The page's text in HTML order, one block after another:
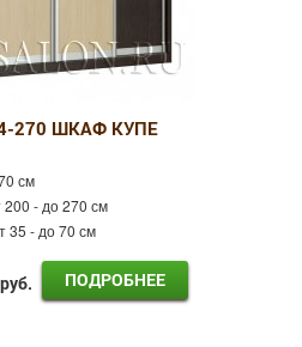
270 ШКАФ КУПЕ
см
200 - до 270 см
35 - до 70 см
руб. ПОДРОБНЕЕ